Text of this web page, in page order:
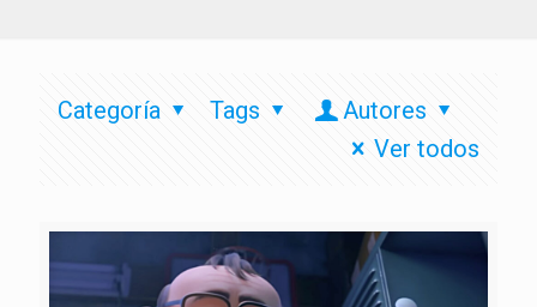
Categoría Tags
Autores
Ver todos